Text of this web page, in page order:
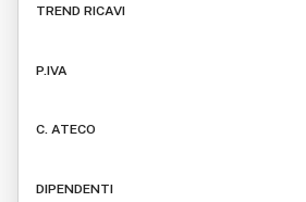
TREND RICAVI
P.IVA
C. ATECO
DIPENDENTI